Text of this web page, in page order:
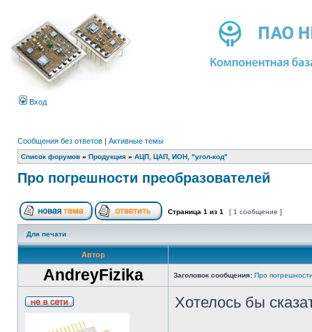
Вход
Сообщения без ответов | Активные темы
Список форумов » Продукция » АЦП, ЦАП, ИОН, "угол-код"
Про погрешности преобразователей
Страница 1 из 1 [ 1 сообщение ]
Для печати
Автор
AndreyFizika Заголовок сообщения: Про
Хотелось бы